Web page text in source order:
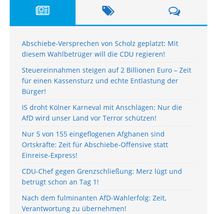
Abschiebe-Versprechen von Scholz geplatzt: Mit
diesem Wahlbetrüger will die CDU regieren!
Steuereinnahmen steigen auf 2 Billionen Euro – Zeit
für einen Kassensturz und echte Entlastung der
Bürger!
IS droht Kölner Karneval mit Anschlägen: Nur die
AfD wird unser Land vor Terror schützen!
Nur 5 von 155 eingeflogenen Afghanen sind
Ortskräfte: Zeit für Abschiebe-Offensive statt
Einreise-Express!
CDU-Chef gegen Grenzschließung: Merz lügt und
betrügt schon an Tag 1!
Nach dem fulminanten AfD-Wahlerfolg: Zeit,
Verantwortung zu übernehmen!